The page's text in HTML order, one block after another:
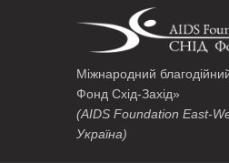
Міжнародний
Фонд Схід-Захід»
(AIDS Foundation East-
Україна)